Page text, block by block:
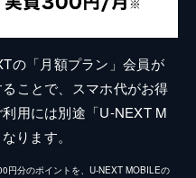
の「月額プラン」会員が
ことで、スマホ代がお得
用には別途「U-NEXT M
ります。
円分のポイントを、U-NEXT MOBILEの